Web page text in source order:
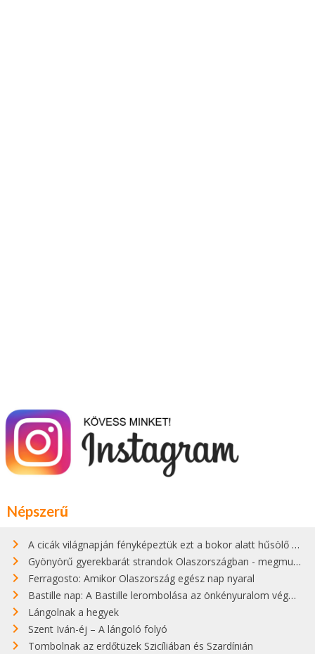
Népszerű
A cicák világnapján fényképeztük ezt a bokor alatt hűsölő cicát Kisorosziban
Gyönyörű gyerekbarát strandok Olaszországban - megmutatjuk a 15 legjobbat
Ferragosto: Amikor Olaszország egész nap nyaral
Bastille nap: A Bastille lerombolása az önkényuralom végét jelentette
Lángolnak a hegyek
Szent Iván-éj – A lángoló folyó
Tombolnak az erdőtüzek Szicíliában és Szardínián